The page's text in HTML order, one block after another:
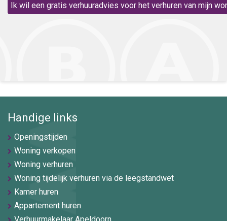
Ik wil een gratis verhuuradvies voor het verhuren van mijn
Handige links
Openingstijden
Woning verkopen
Woning verhuren
Woning tijdelijk verhuren via de leegstandwet
Kamer huren
Appartement huren